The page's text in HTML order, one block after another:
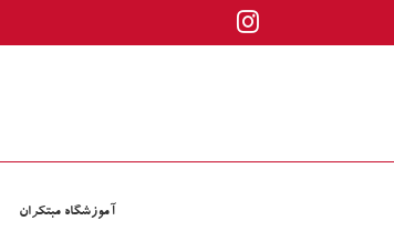
کردن
Instagram
آموزشگاه مبتکران